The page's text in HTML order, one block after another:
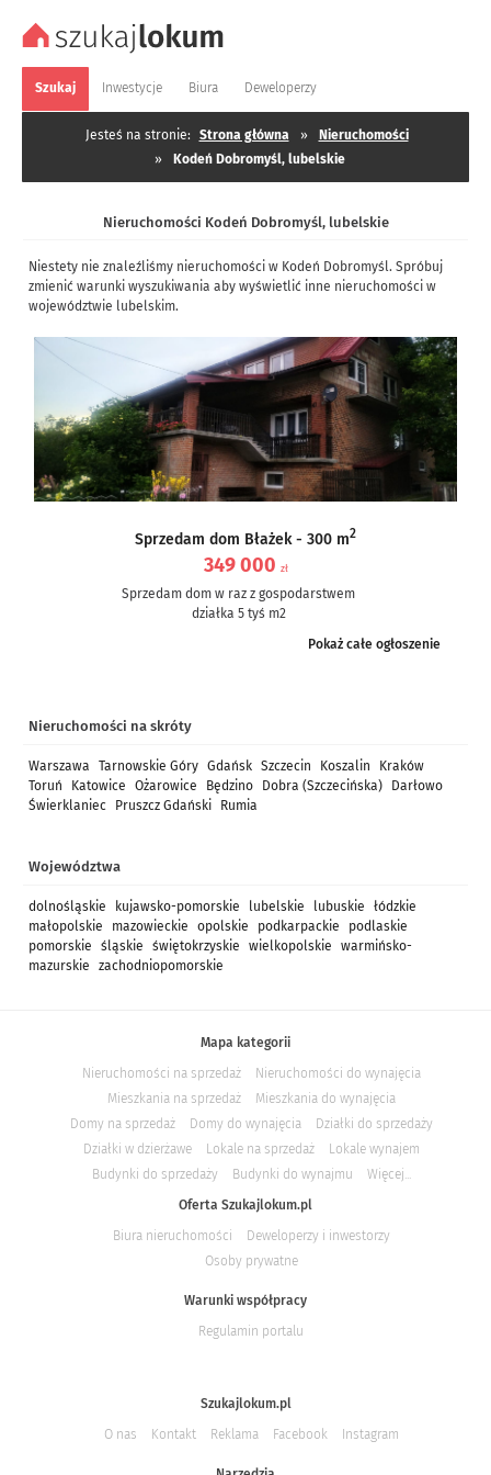
Szukaj Inwestycje Biura Deweloperzy
Jesteś na stronie: Strona główna »
Nieruchomości
»
Kodeń Dobromyśl, lubelskie
Nieruchomości Kodeń Dobromyśl, lubelskie
Niestety nie znaleźliśmy nieruchomości w Kodeń Dobromyśl. Spróbuj
zmienić warunki wyszukiwania aby wyświetlić inne nieruchomości w
województwie lubelskim.
Sprzedam dom Błażek - 300 m2
349 000 zł
Sprzedam dom w raz z gospodarstwem
działka 5 tyś m2
Pokaż całe ogłoszenie
Nieruchomości na skróty
Warszawa Tarnowskie Góry Gdańsk Szczecin Koszalin
Kraków
Toruń
Katowice Ożarowice Będzino Dobra (Szczecińska)
Darłowo
Świerklaniec
Pruszcz Gdański Rumia
Województwa
dolnośląskie kujawsko-pomorskie lubelskie lubuskie
łódzkie
małopolskie
mazowieckie opolskie podkarpackie
podlaskie
pomorskie
śląskie świętokrzyskie wielkopolskie
warmińsko-
mazurskie
zachodniopomorskie
Mapa kategorii
Nieruchomości na sprzedaż
Nieruchomości do wynajęcia
Mieszkania na sprzedaż
Mieszkania do wynajęcia
Domy na sprzedaż
Domy do wynajęcia
Działki do sprzedaży
Działki w dzierżawe
Lokale na sprzedaż
Lokale wynajem
Budynki do sprzedaży
Budynki do wynajmu
Więcej...
Oferta Szukajlokum.pl
Biura nieruchomości
Deweloperzy i inwestorzy
Osoby prywatne
Warunki współpracy
Regulamin portalu
Szukajlokum.pl
O nas
Kontakt Reklama Facebook Instagram